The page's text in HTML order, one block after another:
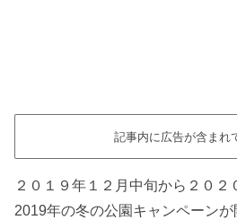
記事内に広告が含まれ
２０１９年１２月中旬から２０２
2019年の冬の公園キャンペーン